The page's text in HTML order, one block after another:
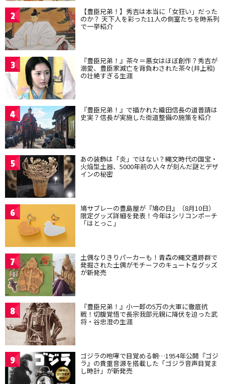
2 【豊臣兄弟！】秀吉は本当に「女狂い」だった
のか？ 天下人を彩った11人の側室たちを時系列
で一挙紹介
3 『豊臣兄弟！』茶々＝悪女はほぼ創作？秀吉が
溺愛、豊臣家滅亡を背負わされた茶々(井上和)
の壮絶すぎる生涯
4 『豊臣兄弟！』で描かれた織田信長の道普請は
史実？信長が実施した街道整備の施策を紹介
5 あの装飾は「炎」ではない？縄文時代の国宝・
火焔型土器、5000年前の人々が刻んだ謎とデザ
インの秘密
6 鳩サブレーの豊島屋が『鳩の日』（8月10日）
限定グッズ詳細を発表！今年はシリコンポーチ
「はとっこ」
7 土偶なりきりパーカーも！青森の縄文遺跡群で
発掘された土偶がモチーフのキュートなグッズ
が新発売
8 『豊臣兄弟！』小一郎の5万の大軍に徹底抗
戦！切腹覚悟で長宗我部元親に降伏を迫った武
将・谷忠澄の生涯
9 ゴジラの咆哮で目覚める朝…1954年公開『ゴジ
ラ』の貴重音源を搭載した「ゴジラ音声目覚ま
し時計」が新発売